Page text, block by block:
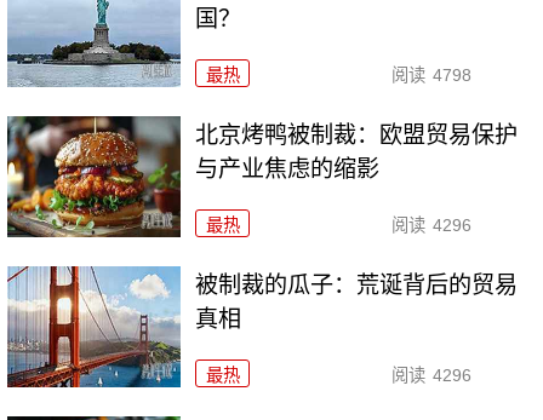
国？
最热 阅读 4798
北京烤鸭被制裁：欧盟贸易保护
与产业焦虑的缩影
最热 阅读 4296
被制裁的瓜子：荒诞背后的贸易
真相
最热 阅读 4296